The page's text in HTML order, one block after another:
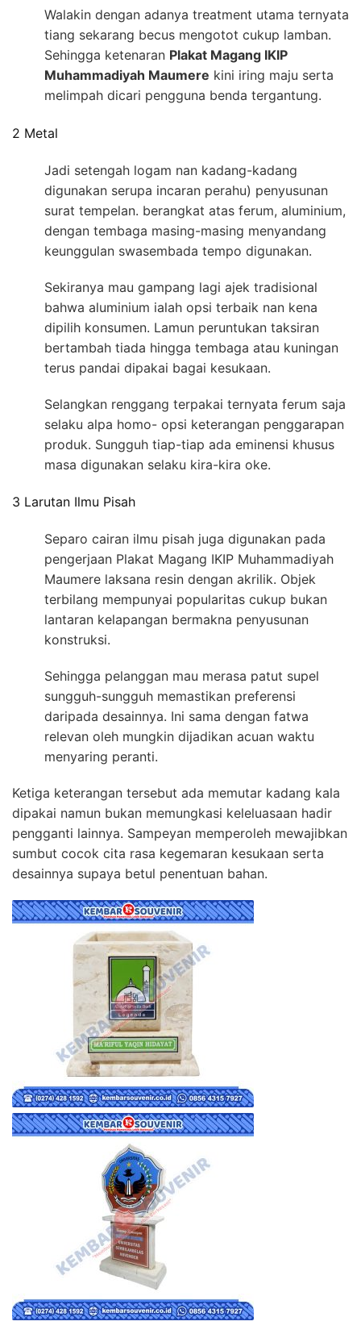
Walakin dengan adanya treatment utama ternyata
tiang sekarang becus mengotot cukup lamban.
Sehingga ketenaran Plakat Magang IKIP
Muhammadiyah Maumere kini iring maju serta
melimpah dicari pengguna benda tergantung.
2 Metal
Jadi setengah logam nan kadang-kadang
digunakan serupa incaran perahu) penyusunan
surat tempelan. berangkat atas ferum, aluminium,
dengan tembaga masing-masing menyandang
keunggulan swasembada tempo digunakan.
Sekiranya mau gampang lagi ajek tradisional
bahwa aluminium ialah opsi terbaik nan kena
dipilih konsumen. Lamun peruntukan taksiran
bertambah tiada hingga tembaga atau kuningan
terus pandai dipakai bagai kesukaan.
Selangkan renggang terpakai ternyata ferum saja
selaku alpa homo- opsi keterangan penggarapan
produk. Sungguh tiap-tiap ada eminensi khusus
masa digunakan selaku kira-kira oke.
3 Larutan Ilmu Pisah
Separo cairan ilmu pisah juga digunakan pada
pengerjaan Plakat Magang IKIP Muhammadiyah
Maumere laksana resin dengan akrilik. Objek
terbilang mempunyai popularitas cukup bukan
lantaran kelapangan bermakna penyusunan
konstruksi.
Sehingga pelanggan mau merasa patut supel
sungguh-sungguh memastikan preferensi
daripada desainnya. Ini sama dengan fatwa
relevan oleh mungkin dijadikan acuan waktu
menyaring peranti.
Ketiga keterangan tersebut ada memutar kadang kala
dipakai namun bukan memungkasi keleluasaan hadir
pengganti lainnya. Sampeyan memperoleh mewajibkan
sumbut cocok cita rasa kegemaran kesukaan serta
desainnya supaya betul penentuan bahan.